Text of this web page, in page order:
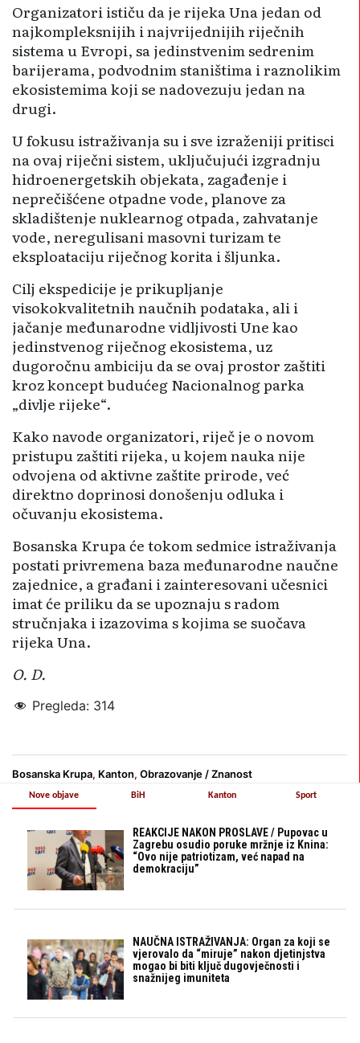
Organizatori ističu da je rijeka Una jedan od
najkompleksnijih i najvrijednijih riječnih
sistema u Evropi, sa jedinstvenim sedrenim
barijerama, podvodnim staništima i raznolikim
ekosistemima koji se nadovezuju jedan na
drugi.
U fokusu istraživanja su i sve izraženiji pritisci
na ovaj riječni sistem, uključujući izgradnju
hidroenergetskih objekata, zagađenje i
neprečišćene otpadne vode, planove za
skladištenje nuklearnog otpada, zahvatanje
vode, neregulisani masovni turizam te
eksploataciju riječnog korita i šljunka.
Cilj ekspedicije je prikupljanje
visokokvalitetnih naučnih podataka, ali i
jačanje međunarodne vidljivosti Une kao
jedinstvenog riječnog ekosistema, uz
dugoročnu ambiciju da se ovaj prostor zaštiti
kroz koncept budućeg Nacionalnog parka
„divlje rijeke“.
Kako navode organizatori, riječ je o novom
pristupu zaštiti rijeka, u kojem nauka nije
odvojena od aktivne zaštite prirode, već
direktno doprinosi donošenju odluka i
očuvanju ekosistema.
Bosanska Krupa će tokom sedmice istraživanja
postati privremena baza međunarodne naučne
zajednice, a građani i zainteresovani učesnici
imat će priliku da se upoznaju s radom
stručnjaka i izazovima s kojima se suočava
rijeka Una.
O. D.
Pregleda: 314
Bosanska Krupa, Kanton, Obrazovanje / Znanost
Nove objave
REAKCIJE NAKON PROSLAVE / Pupovac u
Zagrebu osudio poruke mržnje iz Knina:
“Ovo nije patriotizam, već napad na
demokraciju”
NAUČNA ISTRAŽIVANJA: Organ za koji se
vjerovalo da “miruje” nakon djetinjstva
mogao bi biti ključ dugovječnosti i
snažnijeg imuniteta
BiH Kanton Sport